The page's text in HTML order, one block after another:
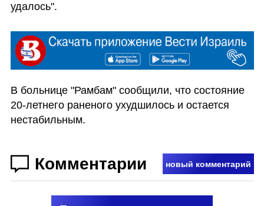
удалось".
В больнице "Рамбам" сообщили, что состояние
20-летнего раненого ухудшилось и остается
нестабильным.
Комментарии новый комментарий